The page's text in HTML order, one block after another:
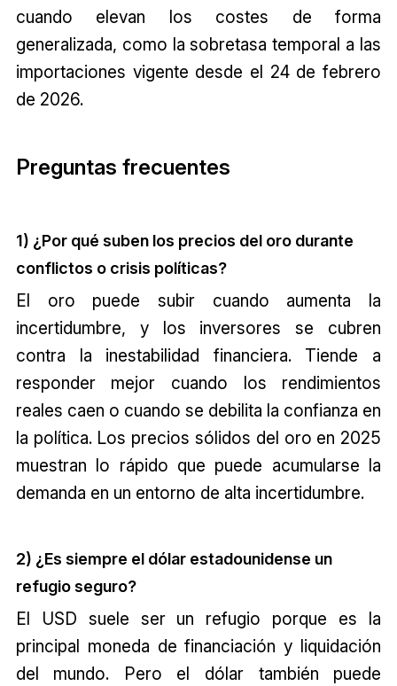
cuando elevan los costes de forma
generalizada, como la sobretasa temporal a las
importaciones vigente desde el 24 de febrero
de 2026.
Preguntas frecuentes
1) ¿Por qué suben los precios del oro durante
conflictos o crisis políticas?
El oro puede subir cuando aumenta la
incertidumbre, y los inversores se cubren
contra la inestabilidad financiera. Tiende a
responder mejor cuando los rendimientos
reales caen o cuando se debilita la confianza en
la política. Los precios sólidos del oro en 2025
muestran lo rápido que puede acumularse la
demanda en un entorno de alta incertidumbre.
2) ¿Es siempre el dólar estadounidense un
refugio seguro?
El USD suele ser un refugio porque es la
principal moneda de financiación y liquidación
del mundo. Pero el dólar también puede